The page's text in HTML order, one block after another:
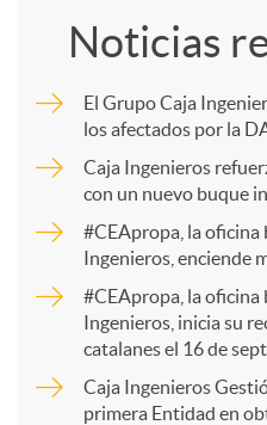
p
a
r
t
Noticias
El Grupo Caja
los afectados por la
Caja Ingenieros
con un nuevo buque
#CEApropa, la oficina
Ingenieros, enciende
#CEApropa, la oficina
Ingenieros, inicia su
catalanes el 16 de
Caja Ingenieros
primera Entidad en